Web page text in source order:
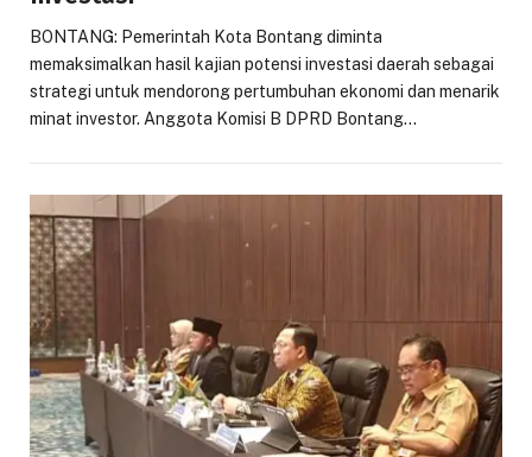
BONTANG: Pemerintah Kota Bontang diminta
memaksimalkan hasil kajian potensi investasi daerah sebagai
strategi untuk mendorong pertumbuhan ekonomi dan menarik
minat investor. Anggota Komisi B DPRD Bontang…